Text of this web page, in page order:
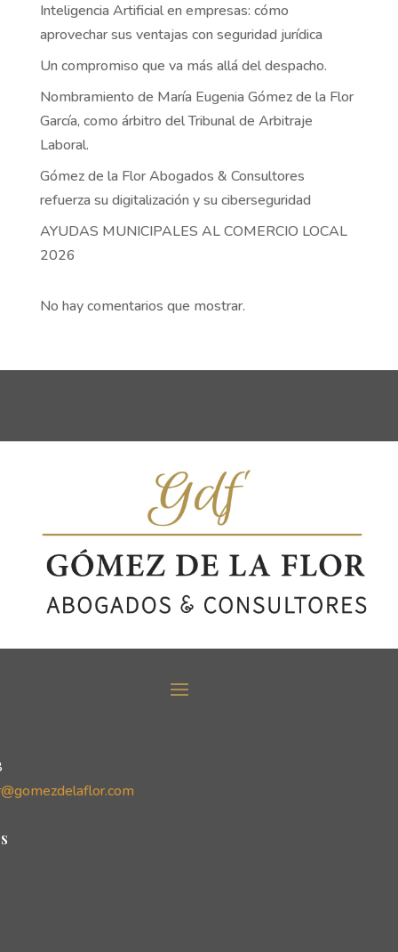
Inteligencia Artificial en empresas: cómo
aprovechar sus ventajas con seguridad jurídica
Un compromiso que va más allá del despacho.
Nombramiento de María Eugenia Gómez de la Flor
García, como árbitro del Tribunal de Arbitraje
Laboral.
Gómez de la Flor Abogados & Consultores
refuerza su digitalización y su ciberseguridad
AYUDAS MUNICIPALES AL COMERCIO LOCAL
2026
No hay comentarios que mostrar.